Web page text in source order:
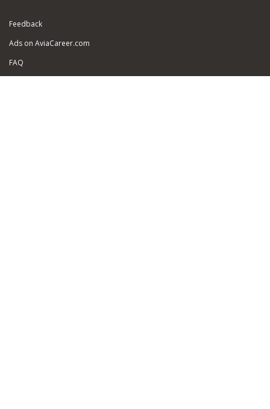
Feedback
Ads on AviaCareer.com
FAQ